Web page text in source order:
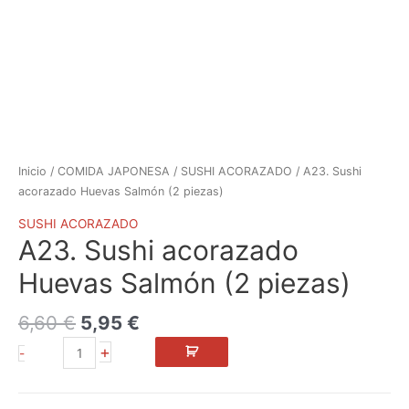
Inicio / COMIDA JAPONESA / SUSHI ACORAZADO / A23. Sushi
acorazado Huevas Salmón (2 piezas)
SUSHI ACORAZADO
A23. Sushi acorazado
Huevas Salmón (2 piezas)
6,60€ 5,95 €
- +